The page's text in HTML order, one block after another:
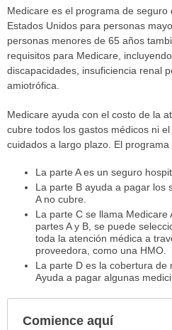
Medicare es el programa de
Estados Unidos para personas
personas menores de 65 años
requisitos para Medicare,
discapacidades, insuficiencia renal
amiotrófica.
Medicare ayuda con el costo de la
cubre todos los gastos médicos ni
cuidados a largo plazo. El
La parte A es un seguro
La parte B ayuda a pagar los
A no cubre.
La parte C se llama
partes A y B, se puede
toda la atención médica a
proveedora, como una HMO.
La parte D es la cobertura de
Ayuda a pagar algunas
Comience aquí